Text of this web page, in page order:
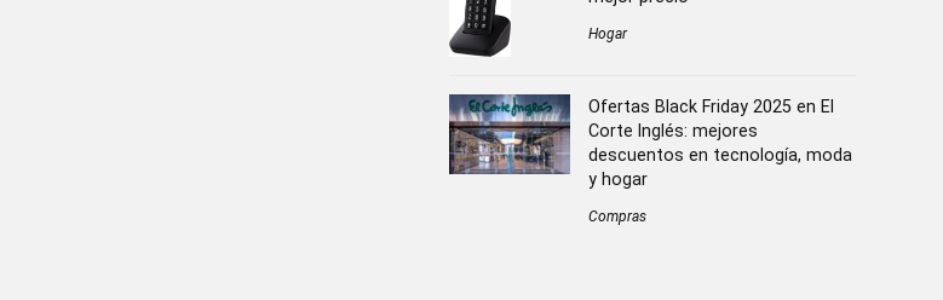
Hogar
Ofertas Black Friday 2025 en El
Corte Inglés: mejores
descuentos en tecnología, moda
y hogar
Compras